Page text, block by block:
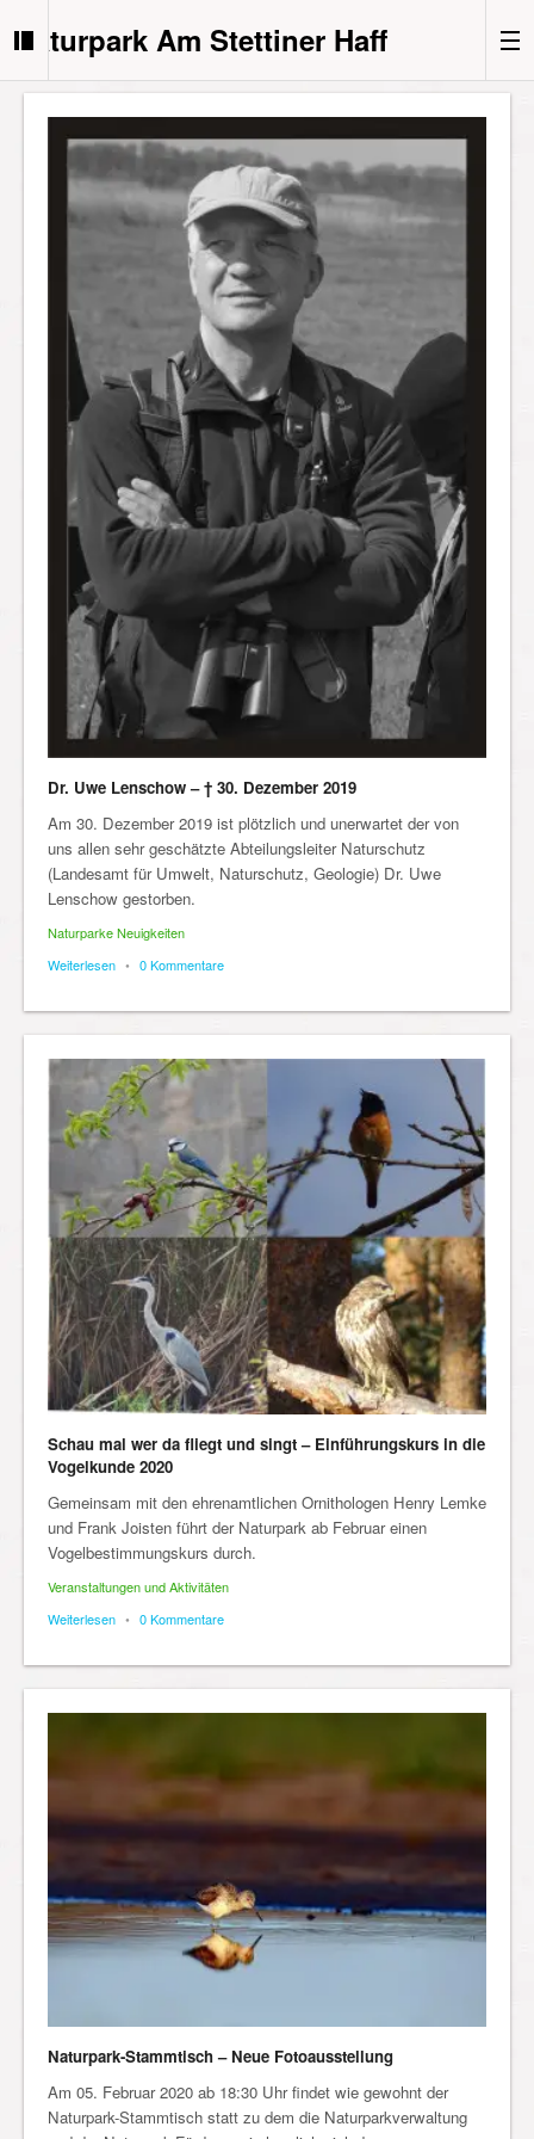
Naturpark Am Stettiner Haff
Dr. Uwe Lenschow – † 30. Dezember 2019
Am 30. Dezember 2019 ist plötzlich und unerwartet der von
uns allen sehr geschätzte Abteilungsleiter Naturschutz
(Landesamt für Umwelt, Naturschutz, Geologie) Dr. Uwe
Lenschow gestorben.
Naturparke Neuigkeiten
Weiterlesen • 0 Kommentare
Schau mal wer da fliegt und singt – Einführungskurs in die
Vogelkunde 2020
Gemeinsam mit den ehrenamtlichen Ornithologen Henry Lemke
und Frank Joisten führt der Naturpark ab Februar einen
Vogelbestimmungskurs durch.
Veranstaltungen und Aktivitäten
Weiterlesen • 0 Kommentare
Naturpark-Stammtisch – Neue Fotoausstellung
Am 05. Februar 2020 ab 18:30 Uhr findet wie gewohnt der
Naturpark-Stammtisch statt zu dem die Naturparkverwaltung